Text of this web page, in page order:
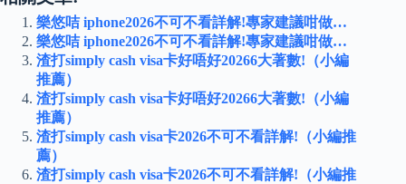
樂悠咭 iphone2026不可不看詳解!專家建議咁做…
樂悠咭 iphone2026不可不看詳解!專家建議咁做…
渣打simply cash visa卡好唔好20266大著數!（小編
推薦）
渣打simply cash visa卡好唔好20266大著數!（小編
推薦）
渣打simply cash visa卡2026不可不看詳解!（小編推
薦）
渣打simply cash visa卡2026不可不看詳解!（小編推